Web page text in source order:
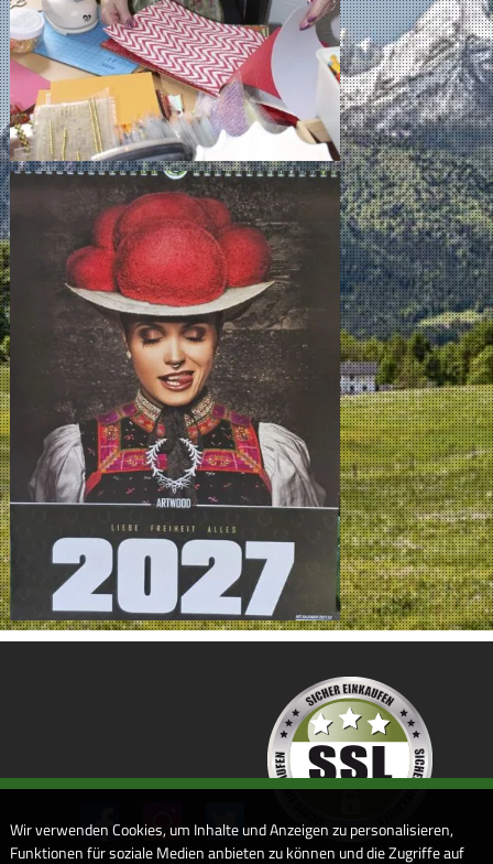
Wir verwenden Cookies, um Inhalte und Anzeigen zu personalisieren,
Funktionen für soziale Medien anbieten zu können und die Zugriffe auf